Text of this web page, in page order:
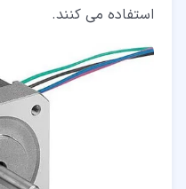
استفاده می کنند.